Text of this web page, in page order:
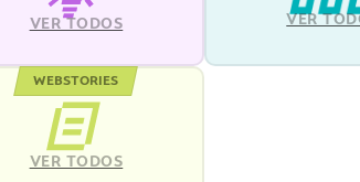
VER TODOS VER
WEBSTORIES
VER TODOS